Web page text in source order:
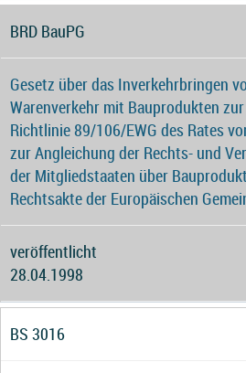
BRD BauPG
Gesetz über das Inverkehrbringen
Warenverkehr mit Bauprodukten
Richtlinie 89/106/EWG des Rates
zur Angleichung der Rechts- und
der Mitgliedstaaten über
Rechtsakte der Europäischen
veröffentlicht
28.04.1998
BS 3016